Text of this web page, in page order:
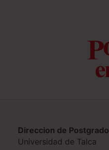
Direccion de Postgrado
Universidad de Talca